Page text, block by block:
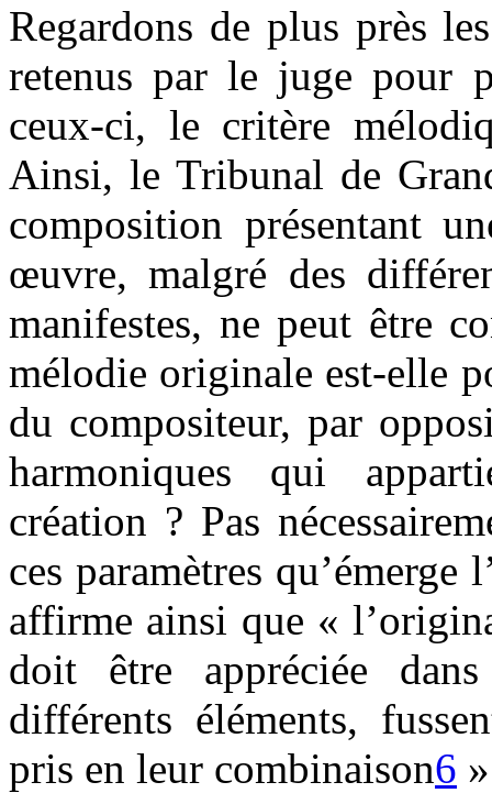
Regardons de plus près
retenus par le juge pour
ceux-ci, le critère
Ainsi, le Tribunal de
composition présentant
œuvre, malgré des
manifestes, ne peut être
mélodie originale est-elle
du compositeur, par
harmoniques qui
création ? Pas
ces paramètres
affirme ainsi que «
doit être appréciée
différents éléments,
pris en leur combinaison6